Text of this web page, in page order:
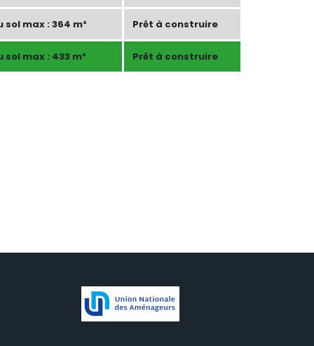
max : 364 m² Prêt à construire
max : 433 m² Prêt à construire